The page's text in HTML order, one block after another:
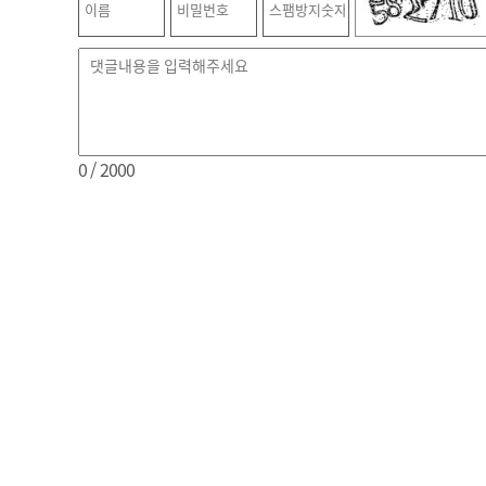
0/ 2000